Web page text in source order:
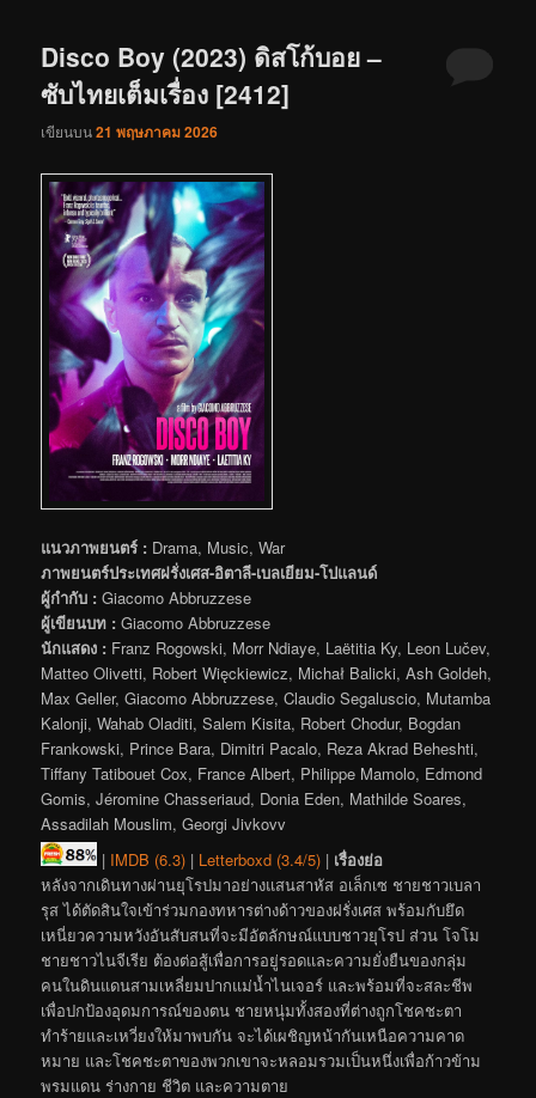
Disco Boy (2023) ดิสโก้บอย –
ซับไทยเต็มเรื่อง [2412]
เขียนบน21 พฤษภาคม 2026
แนวภาพยนตร์ : Drama, Music, War
ภาพยนตร์ประเทศฝรั่งเศส-อิตาลี-เบลเยียม-โปแลนด์
ผู้กำกับ : Giacomo Abbruzzese
ผู้เขียนบท : Giacomo Abbruzzese
นักแสดง : Franz Rogowski, Morr Ndiaye, Laëtitia Ky, Leon Lučev,
Matteo Olivetti, Robert Więckiewicz, Michał Balicki, Ash Goldeh,
Max Geller, Giacomo Abbruzzese, Claudio Segaluscio, Mutamba
Kalonji, Wahab Oladiti, Salem Kisita, Robert Chodur, Bogdan
Frankowski, Prince Bara, Dimitri Pacalo, Reza Akrad Beheshti,
Tiffany Tatibouet Cox, France Albert, Philippe Mamolo, Edmond
Gomis, Jéromine Chasseriaud, Donia Eden, Mathilde Soares,
Assadilah Mouslim, Georgi Jivkovv
| IMDB (6.3)| Letterboxd (3.4/5)| เรื่องย่อ
หลังจากเดินทางผ่านยุโรปมาอย่างแสนสาหัส อเล็กเซ ชายชาวเบลา
รุส ได้ตัดสินใจเข้าร่วมกองทหารต่างด้าวของฝรั่งเศส พร้อมกับยึด
เหนี่ยวความหวังอันสับสนที่จะมีอัตลักษณ์แบบชาวยุโรป ส่วน โจโม
ชายชาวไนจีเรีย ต้องต่อสู้เพื่อการอยู่รอดและความยั่งยืนของกลุ่ม
คนในดินแดนสามเหลี่ยมปากแม่น้ำไนเจอร์ และพร้อมที่จะสละชีพ
เพื่อปกป้องอุดมการณ์ของตน ชายหนุ่มทั้งสองที่ต่างถูกโชคชะตา
ทำร้ายและเหวี่ยงให้มาพบกัน จะได้เผชิญหน้ากันเหนือความคาด
หมาย และโชคชะตาของพวกเขาจะหลอมรวมเป็นหนึ่งเพื่อก้าวข้าม
พรมแดน ร่างกาย ชีวิต และความตาย